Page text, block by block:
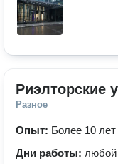
Риэлторские
Разное
Опыт: Более 10 лет
Дни работы: любой